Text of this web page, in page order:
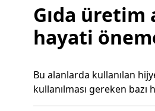
Gıda üretim
hayati
Bu alanlarda kullanılan
kullanılması gereken